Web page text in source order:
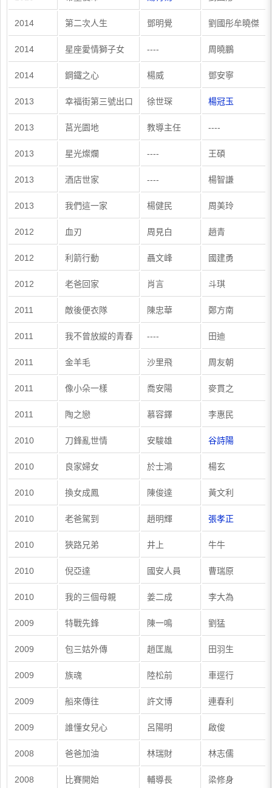
2014 第二次人生 鄧明覺 劉國彤牟曉傑
2014 星座愛情獅子女 ---- 周曉鵬
2014 鋼鐵之心 楊威 鄧安寧
2013 幸福街第三號出口 徐世琛 楊冠玉
2013 莒光園地 教導主任 ----
2013 星光燦爛 ---- 王碩
2013 酒店世家 ---- 楊智謙
2013 我們這一家 楊健民 周美玲
2012 血刃 周見白 趙青
2012 利箭行動 聶文峰 國建勇
2012 老爸回家 肖言 斗琪
2011 敵後便衣隊 陳忠華 鄭方南
2011 我不曾放縱的青春 ---- 田迪
2011 金羊毛 沙里飛 周友朝
2011 像小朵一樣 喬安陽 麥貫之
2011 陶之戀 慕容鐸 李惠民
2010 刀鋒亂世情 安駿雄 谷詩陽
2010 良家婦女 於士鴻 楊玄
2010 換女成鳳 陳俊達 黃文利
2010 老爸駕到 趙明輝 張孝正
2010 狹路兄弟 井上 牛牛
2010 倪亞達 國安人員 曹瑞原
2010 我的三個母親 姜二成 李大為
2009 特戰先鋒 陳一鳴 劉猛
2009 包三姑外傳 趙匡胤 田羽生
2009 族魂 陸松前 車逕行
2009 船來傳往 許文博 連春利
2009 誰懂女兒心 呂陽明 啟俊
2008 爸爸加油 林瑞財 林志儒
2008 比賽開始 輔導長 梁修身